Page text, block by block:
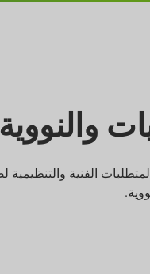
والنووية
الفنية والتنظيمية